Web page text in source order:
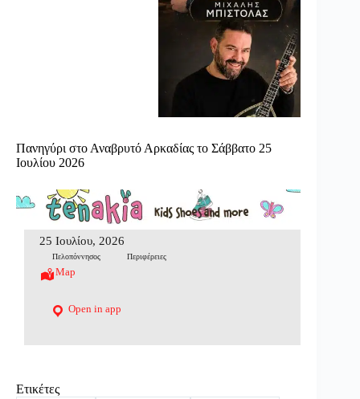
Πανηγύρι στο Αναβρυτό Αρκαδίας το Σάββατο 25
Ιουλίου 2026
25 Ιουλίου, 2026
Πελοπόννησος Περιφέρειες
Map
Open in app
Ετικέτες